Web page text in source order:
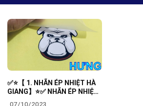
✅⭐️【 1. NHÃN ÉP NHIỆT HÀ
GIANG】⭐️✅ NHÃN ÉP NHIỆT
QUẦN ÁO ⭐️⭐️⭐️⭐️⭐️
07/10/2023